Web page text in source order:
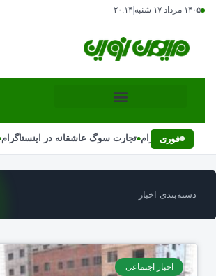
۱۴۰۵ مرداد ۱۷ شنبه ۲۰:۱۴
فوری
در اینستاگرام•تجارت سوگ عاشقانه در اینستاگرام•
دسته‌بندی اخبار
اخبار اجتماعی